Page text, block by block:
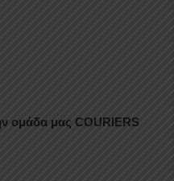
ομάδα μας COURIERS